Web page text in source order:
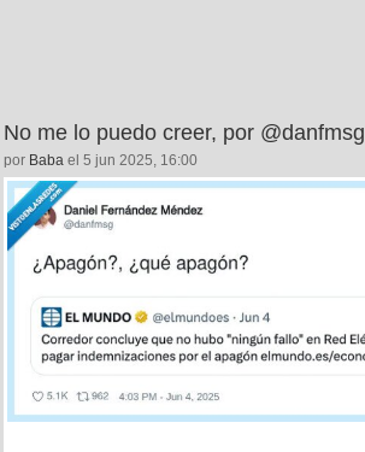
No me lo puedo creer, por @danfmsg
por Baba el 5 jun 2025, 16:00